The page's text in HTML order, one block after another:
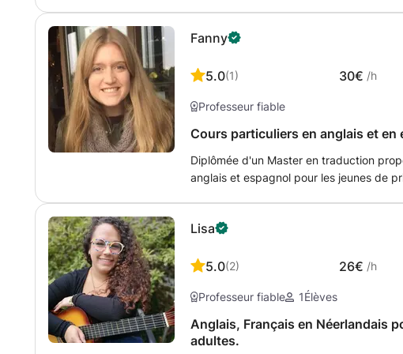
Fanny
5.0(1) 30€ /h
Professeur fiable
Cours particuliers en anglais et en
Diplômée d'un Master en traduction
anglais et espagnol pour les jeunes de
Lisa
5.0(2) 26€ /h
Professeur fiable 1Élèves
Anglais, Français en Néerlandais
adultes.